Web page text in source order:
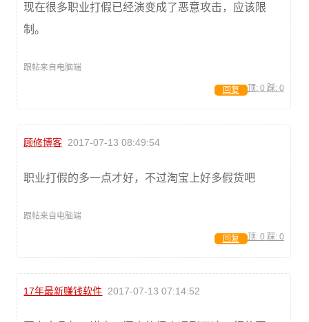
现在很多职业打假已经演变成了恶意攻击，应该限
制。
跟帖来自电脑端
顶: 0 踩: 0
回复
顾修博客 2017-07-13 08:49:54
职业打假的多一点才好，不过淘宝上好多假货吧
跟帖来自电脑端
顶: 0 踩: 0
回复
17年最新赚钱软件 2017-07-13 07:14:52